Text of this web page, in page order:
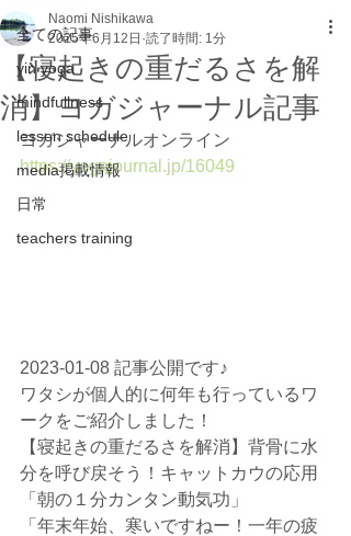
全ての記事
yin yoga
mindfullness
lesson schedule
media掲載情報
日常
teachers training
【寝起きの重だるさを解
消】ヨガジャーナル記事
Naomi Nishikawa
2025年6月12日 読了時間: 1分
ヨガジャーナルオンライン
https://yogajournal.jp/16049
2023-01-08 記事公開です♪
ワタシが個人的に何年も行っているワ
ークをご紹介しました！
【寝起きの重だるさを解消】背骨に水
分を呼び戻そう！キャットカウの応用
「朝の１分カンタン動気功」
「年末年始、寒いですねー！一年の疲